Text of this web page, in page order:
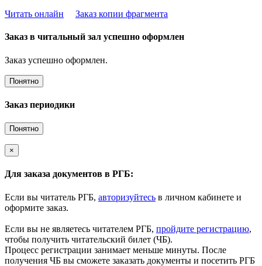
Читать онлайн
Заказ копии фрагмента
Заказ в читальный зал успешно оформлен
Заказ успешно оформлен.
Понятно
Заказ периодики
Понятно
×
Для заказа документов в РГБ:
Если вы читатель РГБ, авторизуйтесь в личном кабинете и
оформите заказ.
Если вы не являетесь читателем РГБ, пройдите регистрацию,
чтобы получить читательский билет (ЧБ).
Процесс регистрации занимает меньше минуты. После
получения ЧБ вы сможете заказать документы и посетить РГБ